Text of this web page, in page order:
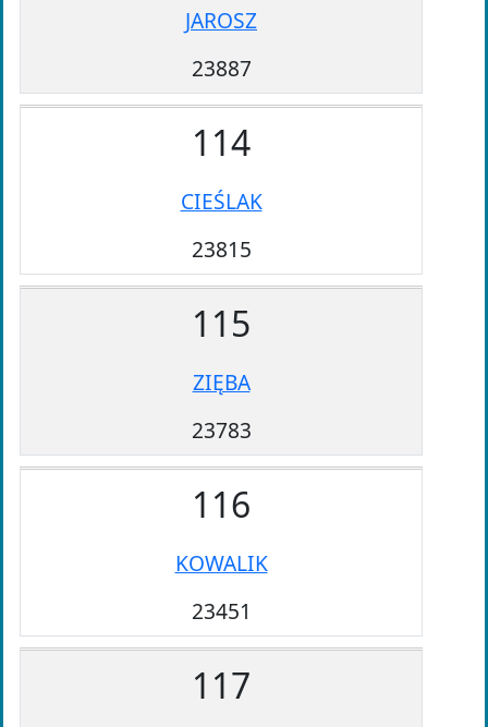
JAROSZ
23887
114
CIEŚLAK
23815
115
ZIĘBA
23783
116
KOWALIK
23451
117